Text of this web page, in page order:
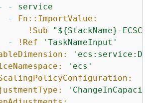
-
service
-
Fn::ImportValue:
!Sub
"${StackName}-
-
!Ref
'TaskNameInput'
'ecs'